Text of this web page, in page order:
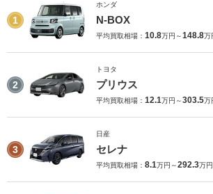
1
ホンダ
N-BOX
平均買取相場： 10.8万円～148.8万
2
トヨタ
プリウス
平均買取相場： 12.1万円～303.5万
3
日産
セレナ
平均買取相場： 8.1万円～292.3万円